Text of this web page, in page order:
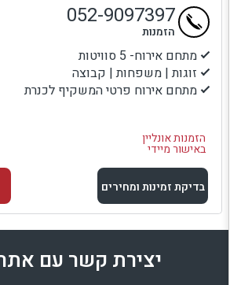
מתחם אירוח- 5 סוויטות
זוגות | משפחות | קבוצה
מתחם אירוח פרטי המשקיף לכנרת
הזמנות אונליין
באישור מיידי
052-9097397
הזמנות
בדיקת זמינות ומחירים
למתחם זה
בדיקת זמינות ומחירים
יצירת קשר עם